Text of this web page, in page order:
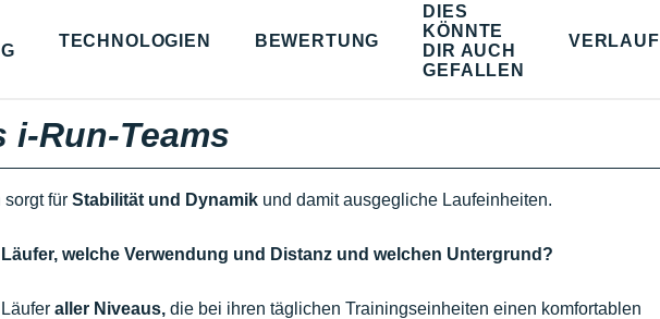
TECHNOLOGIEN BEWERTUNG
DIES
KÖNNTE
DIR AUCH
GEFALLEN
VERLAUF
i-Run-Teams
sorgt für Stabilität und Dynamik und damit ausgegliche Laufeinheiten.
welche Verwendung und Distanz und welchen Untergrund?
aller Niveaus, die bei ihren täglichen Trainingseinheiten einen komfortablen